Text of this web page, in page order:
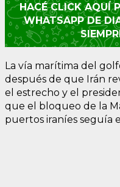
HACÉ CLICK AQUÍ
WHATSAPP DE
La vía marítima del
después de que Irán
el estrecho y el
que el bloqueo de la
puertos iraníes seguía